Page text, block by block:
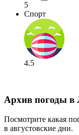
5
Спорт
4.5
Архив погоды в
Посмотрите какая
в августовские дни.